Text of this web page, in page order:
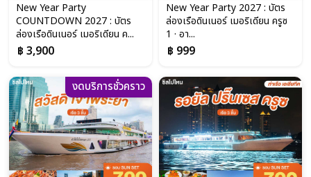
New Year Party
COUNTDOWN 2027 : บัตร
ล่องเรือดินเนอร์ เมอริเดียน ค...
฿ 3,900
New Year Party 2027 : บัตร
ล่องเรือดินเนอร์ เมอริเดียน ครูซ
1 · อา...
฿ 999
งดบริการชั่วคราว